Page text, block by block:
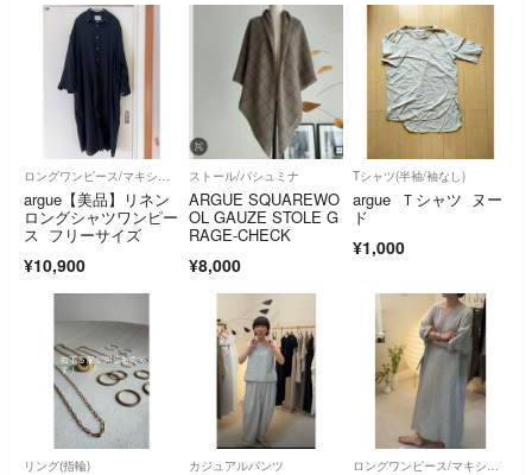
ロングワンピース/マキシワンピース
argue【美品】リネン
ロングシャツワンピー
ス フリーサイズ
¥10,900
ストール/パシュミナ
ARGUE SQUAREWO
OL GAUZE STOLE G
RAGE-CHECK
¥8,000
Tシャツ(半袖/袖なし)
argue Ｔシャツ ヌー
ド
¥1,000
リング(指輪) カジュアルパンツ ロングワンピース/マキシワンピース